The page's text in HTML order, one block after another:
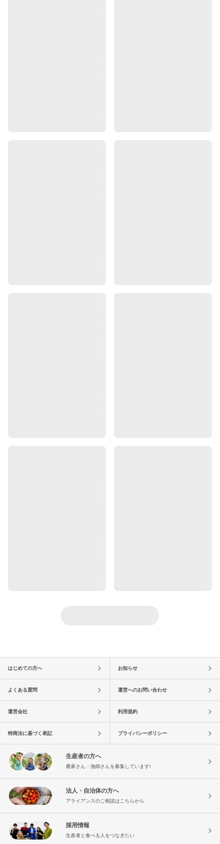
はじめての方へ お知らせ
よくある質問 運営へのお問い合わせ
運営会社 利用規約
特商法に基づく表記 プライバシーポリシー
生産者の方へ
農家さん・漁師さんを募集しています!
法人・自治体の方へ
アライアンスのご相談はこちらから
採用情報
生産者と食べる人をつなぎたい